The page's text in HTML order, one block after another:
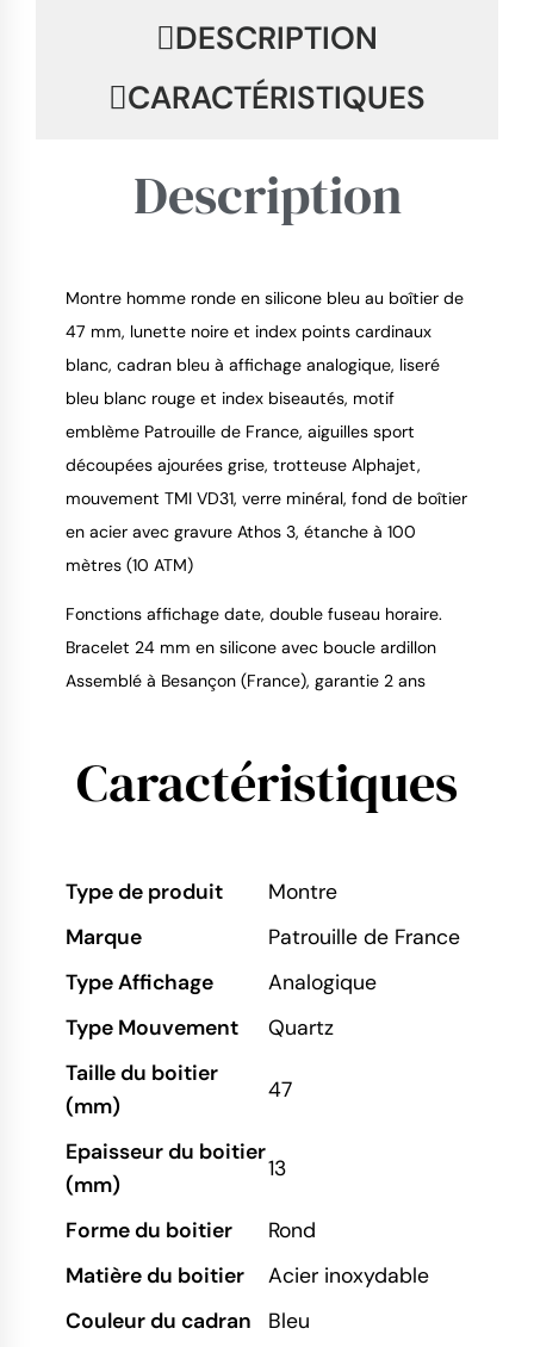
DESCRIPTION
CARACTÉRISTIQUES
Description
Montre homme ronde en silicone bleu au boîtier de
47 mm, lunette noire et index points cardinaux
blanc, cadran bleu à affichage analogique, liseré
bleu blanc rouge et index biseautés, motif
emblème Patrouille de France, aiguilles sport
découpées ajourées grise, trotteuse Alphajet,
mouvement TMI VD31, verre minéral, fond de boîtier
en acier avec gravure Athos 3, étanche à 100
mètres (10 ATM)
Fonctions affichage date, double fuseau horaire.
Bracelet 24 mm en silicone avec boucle ardillon
Assemblé à Besançon (France), garantie 2 ans
Caractéristiques
Type de produit
Montre
Marque
Patrouille de France
Type Affichage
Analogique
Type Mouvement
Quartz
Taille du boitier
(mm)
47
Epaisseur du boitier
(mm)
13
Forme du boitier
Rond
Matière du boitier
Acier inoxydable
Couleur du cadran
Bleu